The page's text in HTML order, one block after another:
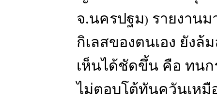
จ.นครปฐม) รายงาน
กิเลสของตนเอง ยัง
เห็นได้ชัดขึ้น คือ ทนก
ไม่ตอบโต้ทันควันเห